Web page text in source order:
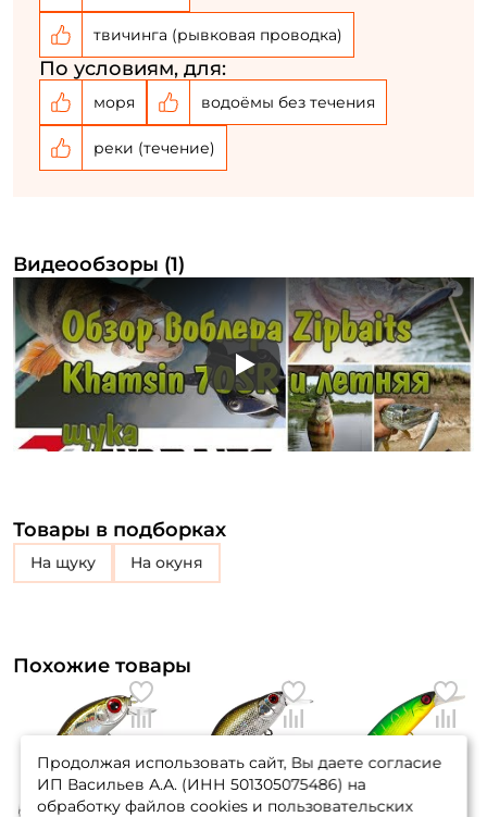
твичинга (рывковая проводка)
По условиям, для:
моря водоёмы без течения
реки (течение)
Видеообзоры (1)
Play
Товары в подборках
на щуку на окуня
Похожие товары
Продолжая использовать сайт, Вы даете согласие
ИП Васильев А.А. (ИНН 501305075486) на
обработку файлов cookies и пользовательских